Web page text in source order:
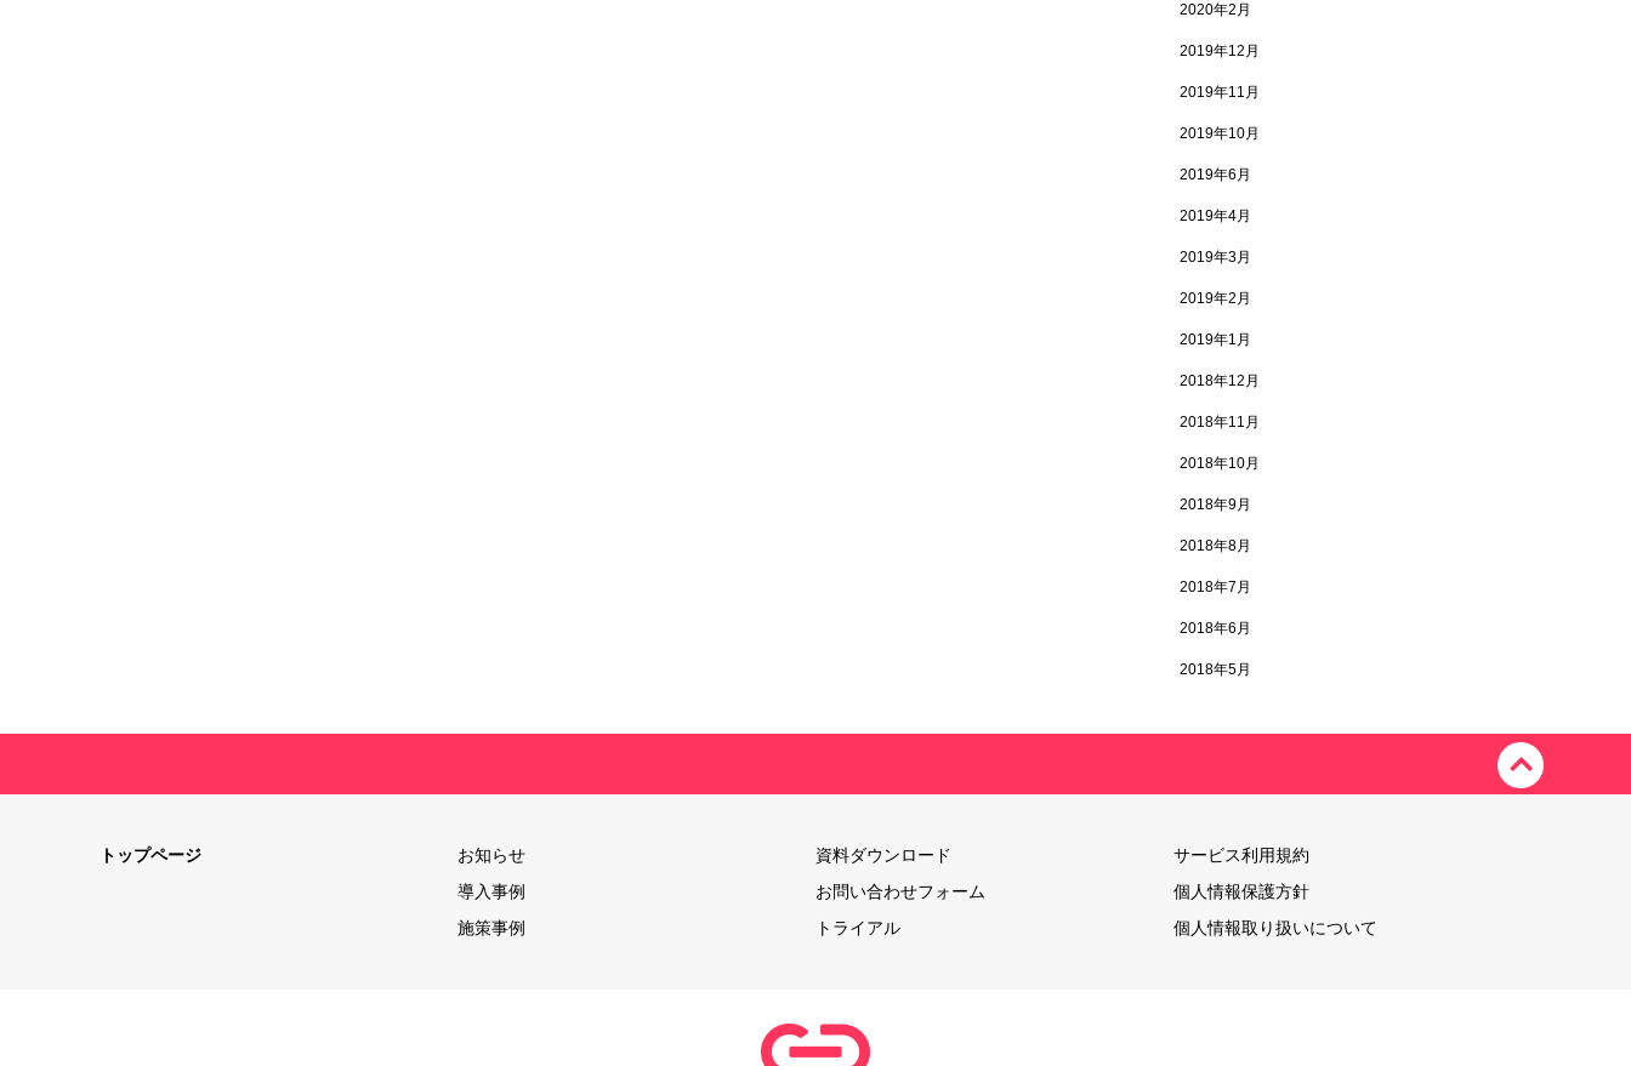
2020年2月
2019年12月
2019年11月
2019年10月
2019年6月
2019年4月
2019年3月
2019年2月
2019年1月
2018年12月
2018年11月
2018年10月
2018年9月
2018年8月
2018年7月
2018年6月
2018年5月
トップページ
お知らせ
導入事例
施策事例
資料ダウンロード
お問い合わせフォーム
トライアル
サービス利用規約
個人情報保護方針
個人情報取り扱いについて